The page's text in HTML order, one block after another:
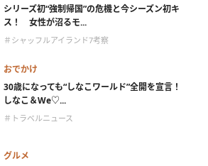
シリーズ初“強制帰国”の危機と今シーズン初キ
ス！ 女性が沼るモ...
＃シャッフルアイランド7考察
おでかけ
30歳になっても“しなこワールド”全開を宣言！
しなこ＆We♡...
＃トラベルニュース
グルメ